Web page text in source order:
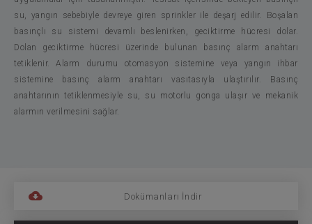
su, yangın sebebiyle devreye giren sprinkler ile deşarj edilir. Boşalan
basınçlı su sistemi devamlı beslenirken, geciktirme hücresi dolar.
Dolan geciktirme hücresi üzerinde bulunan basınç alarm anahtarı
tetiklenir. Alarm durumu otomasyon sistemine veya yangın ihbar
sistemine basınç alarm anahtarı vasıtasıyla ulaştırılır. Basınç
anahtarının tetiklenmesiyle su, su motorlu gonga ulaşır ve mekanik
alarmın verilmesini sağlar.
Dokümanları İndir